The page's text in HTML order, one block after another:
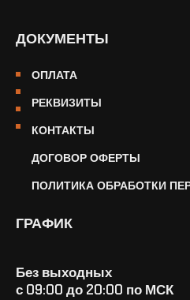
ДОКУМЕНТЫ
ОПЛАТА
РЕКВИЗИТЫ
КОНТАКТЫ
ДОГОВОР ОФЕРТЫ
ПОЛИТИКА ОБРАБОТКИ
ГРАФИК
Без выходных
с 09:00 до 20:00 по МСК